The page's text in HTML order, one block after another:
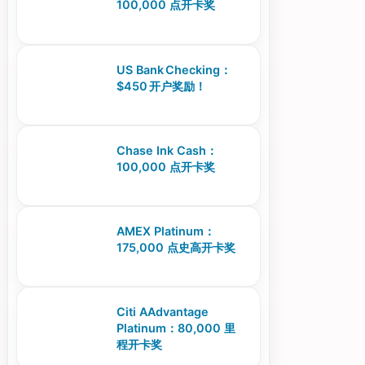
100,000 点开卡奖
US Bank Checking：
$450 开户奖励！
Chase Ink Cash：
100,000 点开卡奖
AMEX Platinum：
175,000 点史高开卡奖
Citi AAdvantage
Platinum：80,000 里
程开卡奖